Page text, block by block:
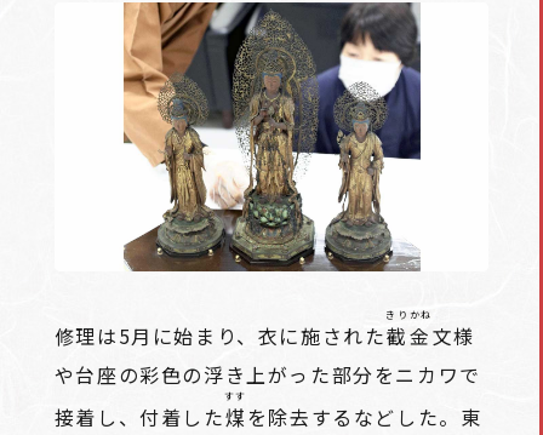
修理は5月に始まり、衣に施された截金
きりかね
文様
や台座の彩色の浮き上がった部分をニカワで
接着し、付着した煤
すす
を除去するなどした。東